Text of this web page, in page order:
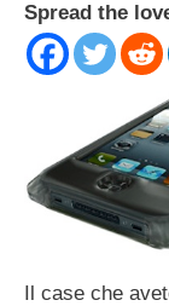
Spread the
Il case che